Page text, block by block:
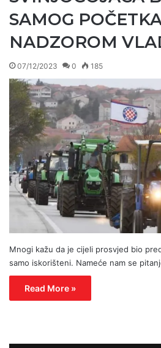
SAMOG
NADZOROM
07/12/2023 0 185
Mnogi kažu da je cijeli prosvjed bio
samo iskorišteni. Nameće nam se
Read More »